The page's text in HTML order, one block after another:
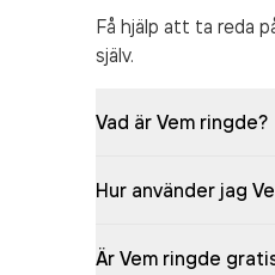
Få hjälp att ta reda
själv.
Vad är Vem ringde?
Hur använder jag
Är Vem ringde